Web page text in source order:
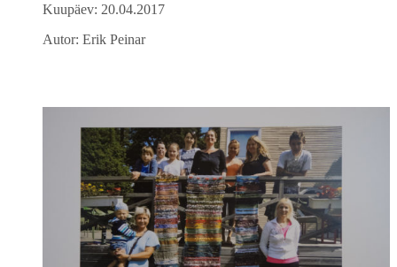
Kuupäev: 20.04.2017
Autor: Erik Peinar